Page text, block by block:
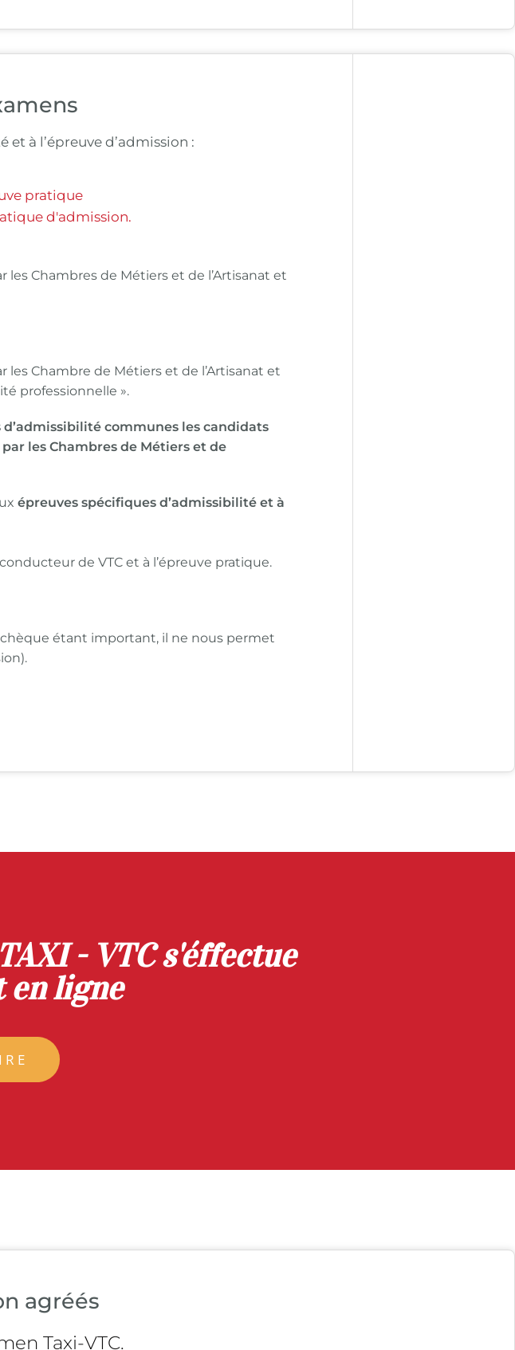
à l’épreuve d’admission :
pratique
d'admission.
les Chambres de Métiers et de l’Artisanat et
les Chambre de Métiers et de l’Artisanat et
professionnelle ».
communes les candidats
les Chambres de Métiers et de
épreuves spécifiques d’admissibilité et à
de VTC et à l’épreuve pratique.
étant important, il ne nous permet
- VTC s'éffectue
en ligne
agréés
Taxi-VTC.